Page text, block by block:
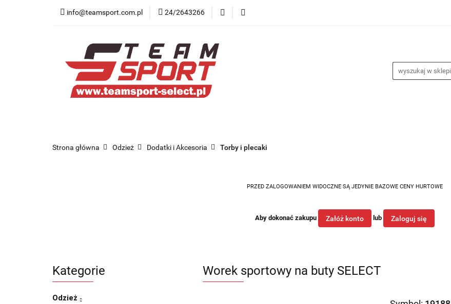
info@teamsport.com.pl 24/2643266
Nowości New Balance
Medycyna sportowa
Strona główna Odzież Dodatki i Akcesoria Torby i plecaki
PRZED ZALOGOWANIEM WIDOCZNE SĄ JEDYNIE BAZOWE CENY HURTOWE
Aby dokonać zakupu Załóż konto lub Zaloguj się
Kategorie
Odzież
Worek sportowy na buty SELECT